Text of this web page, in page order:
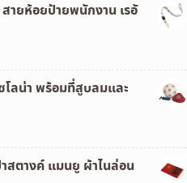
ายห้อยป้ายพนักงาน เรอั
โลน่า พร้อมที่สูบลมและ
สตางค์ แมนยู ผ้าไนล่อน